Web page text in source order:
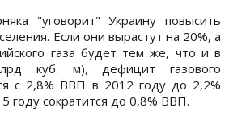
"уговорит" Украину повысить
Если они вырастут на 20%, а
газа будет тем же, что и в
куб. м), дефицит газового
с 2,8% ВВП в 2012 году до 2,2%
году сократится до 0,8% ВВП.